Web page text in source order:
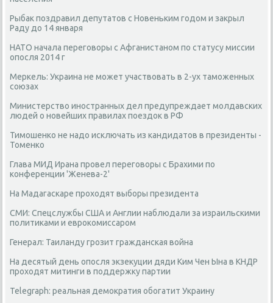
Рыбак поздравил депутатов с Новеньким годом и закрыл
Раду до 14 января
НАТО начала переговоры с Афганистаном по статусу миссии
опосля 2014 г
Меркель: Украина не может участвовать в 2-ух таможенных
союзах
Министерство иностранных дел предупреждает молдавских
людей о новейших правилах поездок в РФ
Тимошенко не надо исключать из кандидатов в президенты -
Томенко
Глава МИД Ирана провел переговоры с Брахими по
конференции 'Женева-2'
На Мадагаскаре проходят выборы президента
СМИ: Спецслужбы США и Англии наблюдали за израильскими
политиками и еврокомиссаром
Генерал: Таиланду грозит гражданская война
На десятый день опосля экзекуции дяди Ким Чен Ына в КНДР
проходят митинги в поддержку партии
Telegraph: реальная демократия обогатит Украину